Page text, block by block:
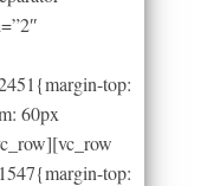
top:
60px
top: